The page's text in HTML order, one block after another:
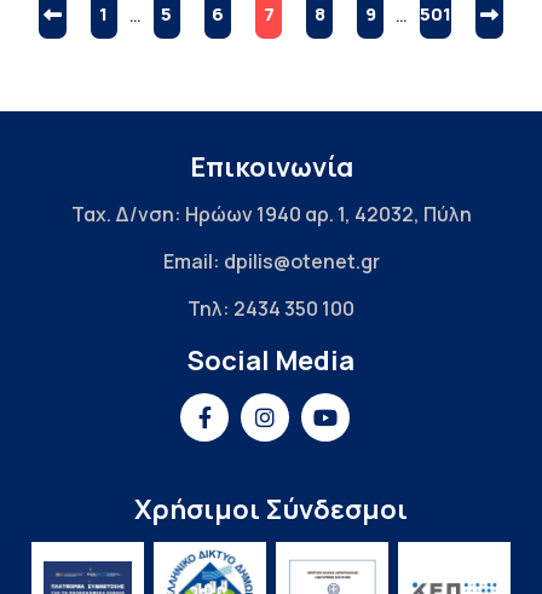
1 … 5 6 7 8 9 … 501
Επικοινωνία
Ταχ. Δ/νση: Ηρώων 1940 αρ. 1, 42032, Πύλη
Email: dpilis@otenet.gr
Τηλ: 2434 350 100
Social Media
Χρήσιμοι Σύνδεσμοι